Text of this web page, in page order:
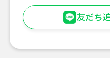
友だち